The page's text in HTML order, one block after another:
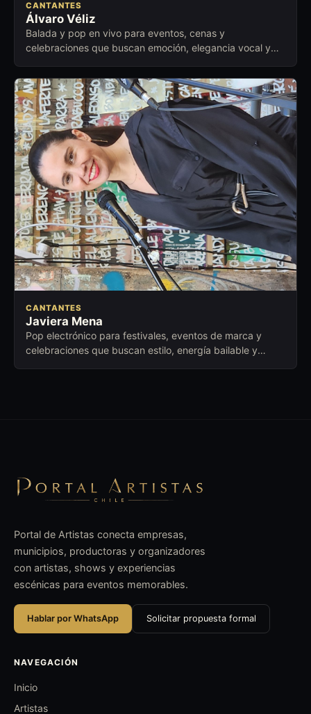
CANTANTES
Álvaro Véliz
Balada y pop en vivo para eventos, cenas y
celebraciones que buscan emoción, elegancia vocal y
CANTANTES
Javiera Mena
Pop electrónico para festivales, eventos de marca y
celebraciones que buscan estilo, energía bailable y
Portal de Artistas conecta empresas,
municipios, productoras y organizadores
con artistas, shows y experiencias
escénicas para eventos memorables.
Hablar por WhatsApp Solicitar propuesta formal
NAVEGACIÓN
Inicio
Artistas